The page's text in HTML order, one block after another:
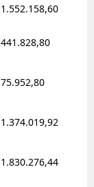
1.552.158,60
441.828,80
75.952,80
1.374.019,92
1.830.276,44